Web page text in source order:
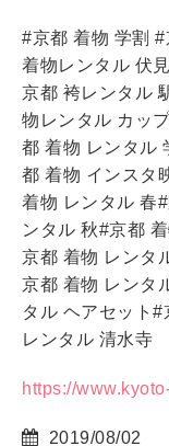
#京都 着物 学割
着物レンタル 伏
京都 袴レンタル
物レンタル カッ
都 着物 レンタル
都 着物 インスタ
着物 レンタル 春
ンタル 秋#京都
京都 着物 レンタ
京都 着物 レンタ
タル ヘアセット
レンタル 清水寺
https://
2019/08/02